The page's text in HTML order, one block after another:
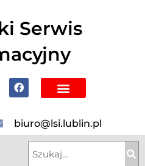
Serwis
biuro@lsi.lublin.pl